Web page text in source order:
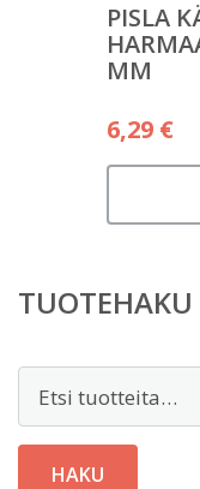
PISLA
MM
6,29 €
TUOTEHAKU
HAKU